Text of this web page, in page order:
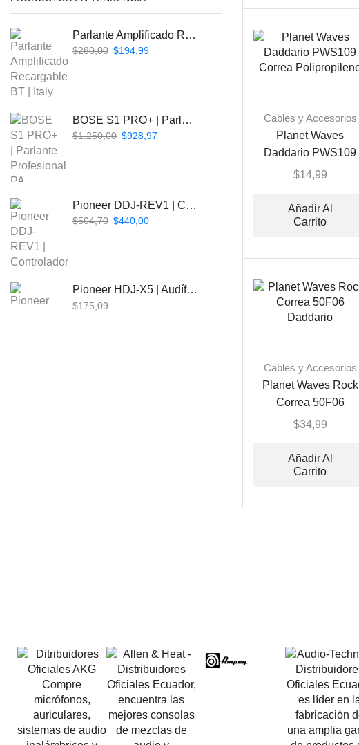
Cables y Accesorios
Planet Waves
Daddario PWS109
Correa Polipropileno
$14,99
Añadir Al
Carrito
Cables y Accesorios
Planet Waves Rock
Correa 50F06
Daddario
$34,99
Añadir Al
Carrito
Parlante Amplificado Recargable BT | Italy Audio ITL-PRO11
$280,00 $194,99
BOSE S1 PRO+ | Parlante Profesional PA Inalámbrico
$1.250,00 $928,97
Pioneer DDJ-REV1 | Controlador DJ de 2 canales estilo Scratch
$504,70 $440,00
Pioneer HDJ-X5 | Audífonos para DJ
$175,09